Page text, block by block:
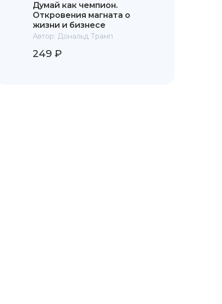
Думай как чемпион.
Откровения магната о
жизни и бизнесе
Автор: Дональд Трамп
249 ₽